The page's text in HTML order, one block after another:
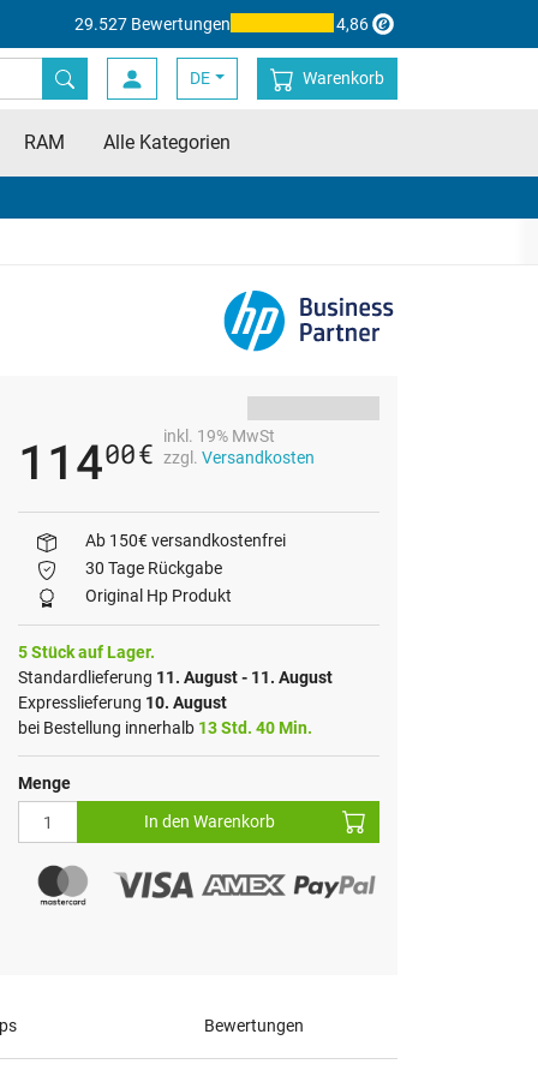
29.527 Bewertungen 4,86
DE Warenkorb
RAM Alle Kategorien
11400€
inkl. 19% MwSt
zzgl. Versandkosten
Ab 150€ versandkostenfrei
30 Tage Rückgabe
Original Hp Produkt
5 Stück auf Lager.
Standardlieferung 11. August - 11. August
Expresslieferung 10. August
bei Bestellung innerhalb 13 Std. 40 Min.
Menge
In den Warenkorb
Bewertungen